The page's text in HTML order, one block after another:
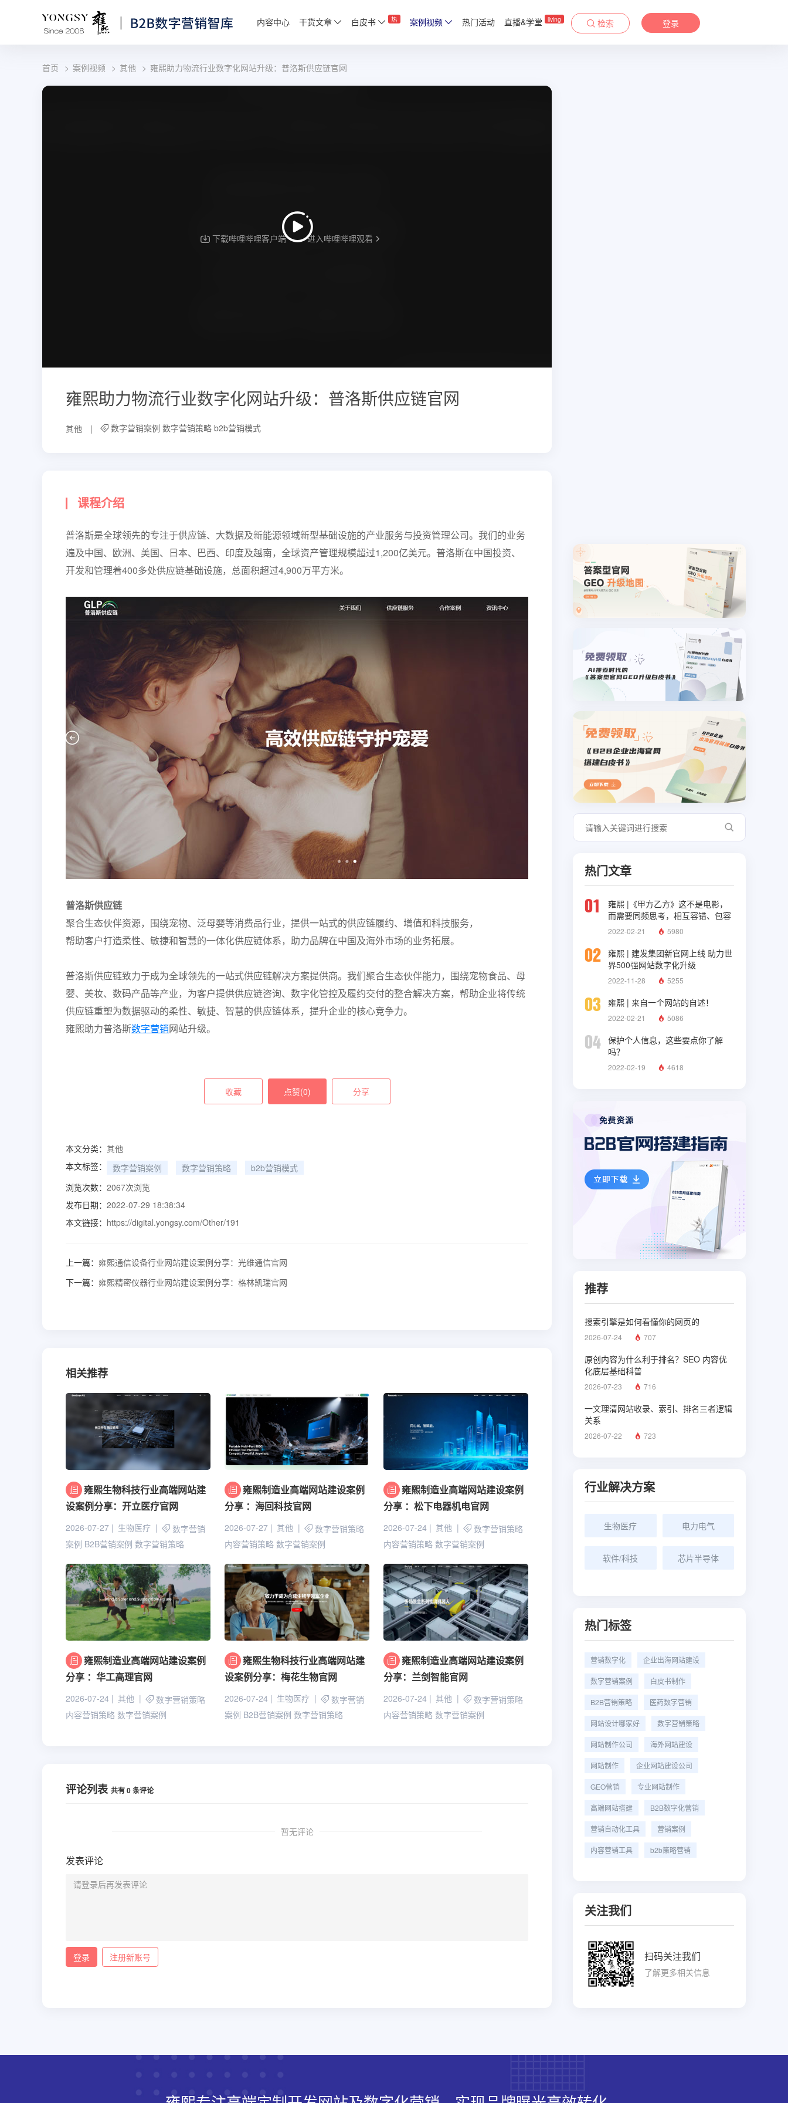
内容中心 干货文章 白皮书 热 案例视频 热门活动 直播&学堂 living 检索 登录
首页 案例视频 其他 雍熙助力物流行业数字化网站升级：普洛斯供应链官网
雍熙助力物流行业数字化网站升级：普洛斯供应链官网
其他 数字营销案例 数字营销策略 b2b营销模式
课程介绍
普洛斯是全球领先的专注于供应链、大数据及新能源领域新型基础设施的产业服务与投资管理公司。我们的业务
遍及中国、欧洲、美国、日本、巴西、印度及越南，全球资产管理规模超过1,200亿美元。普洛斯在中国投资、
开发和管理着400多处供应链基础设施，总面积超过4,900万平方米。
普洛斯供应链
聚合生态伙伴资源，围绕宠物、泛母婴等消费品行业，提供一站式的供应链履约、增值和科技服务，
帮助客户打造柔性、敏捷和智慧的一体化供应链体系，助力品牌在中国及海外市场的业务拓展。
普洛斯供应链致力于成为全球领先的一站式供应链解决方案提供商。我们聚合生态伙伴能力，围绕宠物食品、母
婴、美妆、数码产品等产业，为客户提供供应链咨询、数字化管控及履约交付的整合解决方案，帮助企业将传统
供应链重塑为数据驱动的柔性、敏捷、智慧的供应链体系，提升企业的核心竞争力。
雍熙助力普洛斯数字营销网站升级。
收藏 点赞(0) 分享
本文分类： 其他
本文标签：
数字营销案例 数字营销策略
b2b营销模式
浏览次数： 2067次浏览
发布日期： 2022-07-29 18:38:34
本文链接： https://digital.yongsy.com/Other/191
上一篇： 雍熙通信设备行业网站建设案例分享：光维通信官网
下一篇： 雍熙精密仪器行业网站建设案例分享：格林凯瑞官网
相关推荐
雍熙生物科技行业高端网站建
设案例分享：开立医疗官网
2026-07-27 生物医疗
数字营销
案例 B2B营销案例 数字营销策略
雍熙制造业高端网站建设案例
分享 ：海回科技官网
2026-07-27 其他
数字营销策略
内容营销策略 数字营销案例
雍熙制造业高端网站建设案例
分享 ：松下电器机电官网
2026-07-24 其他
数字营销策略
内容营销策略 数字营销案例
雍熙制造业高端网站建设案例
分享 ：华工高理官网
2026-07-24 其他
数字营销策略
内容营销策略 数字营销案例
雍熙生物科技行业高端网站建
设案例分享：梅花生物官网
2026-07-24 生物医疗
数字营销
案例 B2B营销案例 数字营销策略
雍熙制造业高端网站建设案例
分享：兰剑智能官网
2026-07-24 其他
数字营销策略
内容营销策略 数字营销案例
评论列表 共有0条评论
暂无评论
发表评论
登录 注册新账号
热门文章
01
雍熙 |《甲方乙方》这不是电影，
而需要同频思考，相互容错、包容
与理解
2022-02-21 5980
02 雍熙 | 建发集团新官网上线 助力世
界500强网站数字化升级
2022-11-28 5255
03 雍熙 | 来自一个网站的自述！
2022-02-21 5086
04
保护个人信息，这些要点你了解
吗？
2022-02-19 4618
推荐
搜索引擎是如何看懂你的网页的
2026-07-24 707
原创内容为什么利于排名？SEO 内容优
化底层基础科普
2026-07-23 716
一文理清网站收录、索引、排名三者逻辑
关系
2026-07-22 723
行业解决方案
生物医疗 电力电气
软件/科技 芯片半导体
热门标签
营销数字化 企业出海网站建设
数字营销案例 白皮书制作
B2B营销策略 医药数字营销
网站设计哪家好 数字营销策略
网站制作公司 海外网站建设
网站制作 企业网站建设公司
GEO营销 专业网站制作
高端网站搭建 B2B数字化营销
营销自动化工具 营销案例
内容营销工具 b2b策略营销
关注我们
扫码关注我们
了解更多相关信息